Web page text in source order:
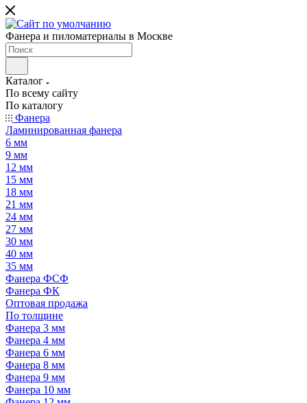
Фанера и пиломатериалы в Москве
Каталог
По всему сайту
По каталогу
Фанера
Ламинированная фанера
6 мм
9 мм
12 мм
15 мм
18 мм
21 мм
24 мм
27 мм
30 мм
40 мм
35 мм
Фанера ФСФ
Фанера ФК
Оптовая продажа
По толщине
Фанера 3 мм
Фанера 4 мм
Фанера 6 мм
Фанера 8 мм
Фанера 9 мм
Фанера 10 мм